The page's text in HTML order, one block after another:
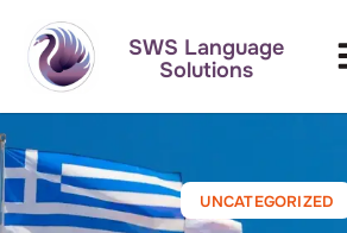
SWS Language
Solutions
UNCATEGORIZED